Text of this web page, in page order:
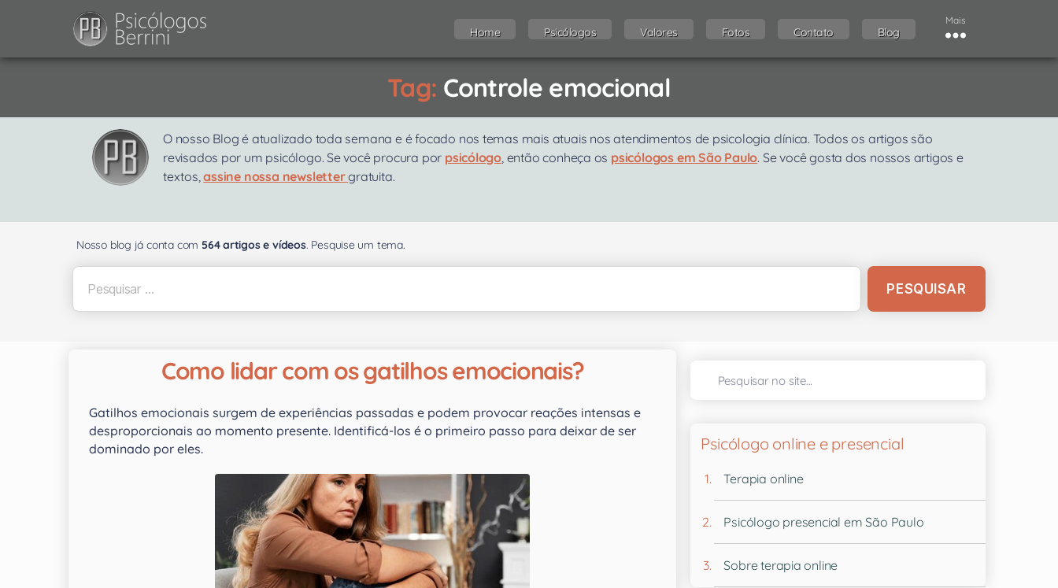
Home Psicólogos Valores Fotos Contato Blog
Mais
Tag: Controle emocional
O nosso Blog é atualizado toda semana e é focado nos temas mais atuais nos atendimentos de psicologia clínica. Todos os artigos são
revisados por um psicólogo. Se você procura por psicólogo, então conheça os psicólogos em São Paulo. Se você gosta dos nossos artigos e
textos,assine nossa newslettergratuita.
Nosso blog já conta com 564 artigos e vídeos. Pesquise um tema.
Como lidar com os gatilhos emocionais?
Gatilhos emocionais surgem de experiências passadas e podem provocar reações intensas e
desproporcionais ao momento presente. Identificá-los é o primeiro passo para deixar de ser
dominado por eles.
Psicólogo online e presencial
Terapia online
Psicólogo presencial em São Paulo
Sobre terapia online